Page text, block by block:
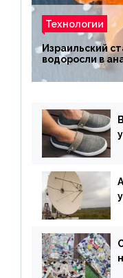
Технологии
Израильский
водоросли в